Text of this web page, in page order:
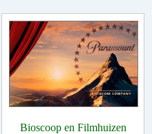
Bioscoop en Filmhuizen